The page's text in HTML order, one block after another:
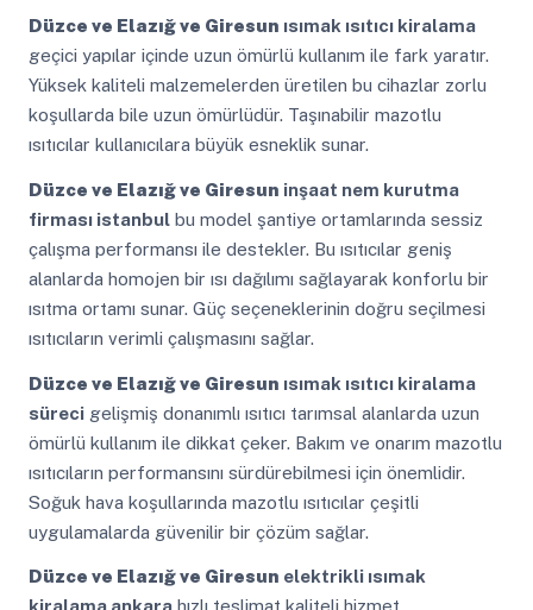
Düzce ve Elazığ ve Giresun ısımak ısıtıcı kiralama
geçici yapılar içinde uzun ömürlü kullanım ile fark yaratır.
Yüksek kaliteli malzemelerden üretilen bu cihazlar zorlu
koşullarda bile uzun ömürlüdür. Taşınabilir mazotlu
ısıtıcılar kullanıcılara büyük esneklik sunar.
Düzce ve Elazığ ve Giresun inşaat nem kurutma
firması istanbulbu model şantiye ortamlarında sessiz
çalışma performansı ile destekler. Bu ısıtıcılar geniş
alanlarda homojen bir ısı dağılımı sağlayarak konforlu bir
ısıtma ortamı sunar. Güç seçeneklerinin doğru seçilmesi
ısıtıcıların verimli çalışmasını sağlar.
Düzce ve Elazığ ve Giresun ısımak ısıtıcı kiralama
sürecigelişmiş donanımlı ısıtıcı tarımsal alanlarda uzun
ömürlü kullanım ile dikkat çeker. Bakım ve onarım mazotlu
ısıtıcıların performansını sürdürebilmesi için önemlidir.
Soğuk hava koşullarında mazotlu ısıtıcılar çeşitli
uygulamalarda güvenilir bir çözüm sağlar.
Düzce ve Elazığ ve Giresun elektrikli ısımak